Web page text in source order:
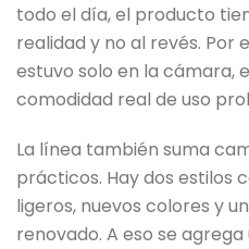
todo el día, el producto
realidad y no al revés. Por
estuvo solo en la cámara,
comodidad real de uso
La línea también suma
prácticos. Hay dos estilos
ligeros, nuevos colores y
renovado. A eso se